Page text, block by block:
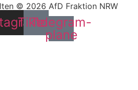
© 2026 AfD Fraktion NRW
Tiktok
Telegram-
plane